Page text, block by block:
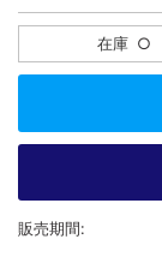
在庫 ○
販売期間: